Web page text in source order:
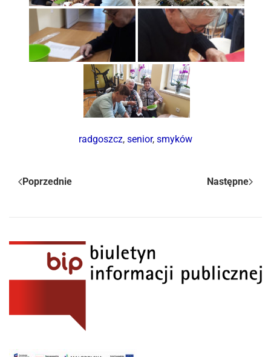
radgoszcz, senior, smyków
Poprzednie Następne